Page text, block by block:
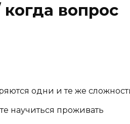
вопрос
одни и те же
научиться проживать